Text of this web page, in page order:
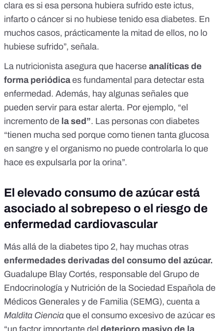
clara es si esa persona hubiera sufrido este ictus,
infarto o cáncer si no hubiese tenido esa diabetes. En
muchos casos, prácticamente la mitad de ellos, no lo
hubiese sufrido”, señala.
La nutricionista asegura que hacerse analíticas de
forma periódicaes fundamental para detectar esta
enfermedad. Además, hay algunas señales que
pueden servir para estar alerta. Por ejemplo, “el
incremento de la sed”. Las personas con diabetes
“tienen mucha sed porque como tienen tanta glucosa
en sangre y el organismo no puede controlarla lo que
hace es expulsarla por la orina”.
El elevado consumo de azúcar está
asociado al sobrepeso o el riesgo de
enfermedad cardiovascular
Más allá de la diabetes tipo 2, hay muchas otras
enfermedades derivadas del consumo del azúcar.
Guadalupe Blay Cortés, responsable del Grupo de
Endocrinología y Nutrición de la Sociedad Española de
Médicos Generales y de Familia (SEMG), cuenta a
Maldita Ciencia que el consumo excesivo de azúcar es